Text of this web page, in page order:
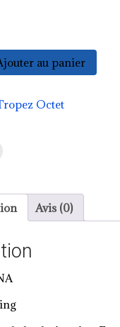
au panier
Octet
Avis (0)